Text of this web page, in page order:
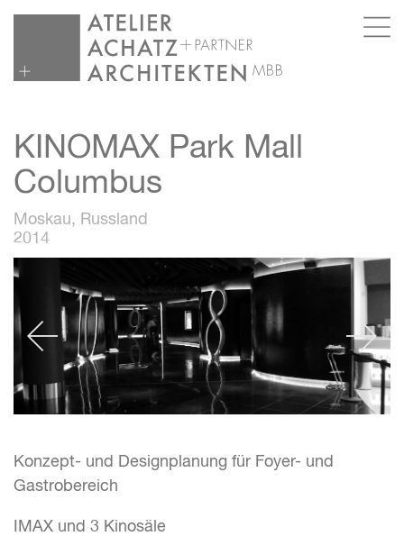
KINOMAX Park Mall
Columbus
Moskau, Russland
2014
Konzept- und Designplanung für Foyer- und
Gastrobereich
IMAX und 3 Kinosäle